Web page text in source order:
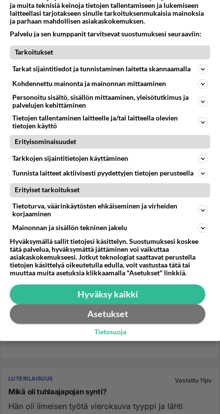
LUTERILAISUUS Vastattu 10pv
Se mies jota Jeesus rakasti, lepäsi aterioitaessa
Jeesuksen syliä vasten. Raamattu yksiselitteisesti
Hepr. 5 7 Ja lihansa päivinä hän väkevällä huudolla ja
kyynelillä uhrasi rukouksia ja anomuksia sille, joka voi
hänet ku...
29.07.2026 14:19 6
LUTERILAISUUS Ei vastauksia
Voiko Jumala kasvaa Jumalana
Raamatun joka päiväisenä tietolähteenä korvannut
Seiska ja muutamat muut lehdet kertovat usein
haastateltaviensa suulla,...
LUTERILAISUUS Vastattu 11pv
Mikä oli tuhlaajapojan synti?
Hän oli ilmeisen työtä vieroksuva tyyppi ja lähti
ja muita teknisiä keinoja tietojen tallentamiseen ja lukemiseen
laitteellasi tarjotakseen sinulle tarkoituksenmukaisia mainoksia
ja parhaan mahdollisen asiakaskokemuksen.
Palvelu ja sen kumppanit tarvitsevat suostumuksesi seuraaviin:
Tarkoitukset
Tarkat sijaintitiedot ja tunnistaminen laitetta skannaamalla
Kohdennettu mainonta ja mainonnan mittaaminen
Personoitu sisältö, sisällön mittaaminen, yleisötutkimus ja
palvelujen kehittäminen
Tietojen tallentaminen laitteelle ja/tai laitteella olevien
tietojen käyttö
Erityisominaisuudet
Tarkkojen sijaintitietojen käyttäminen
Tunnista laitteet aktiivisesti pyydettyjen tietojen perusteella
Erityiset tarkoitukset
Tietoturva, väärinkäytösten ehkäiseminen ja virheiden
korjaaminen
Mainonnan ja sisällön tekninen jakelu
Hyväksymällä sallit tietojesi käsittelyn. Suostumuksesi koskee
tätä palvelua, hyväksymättä jättäminen voi vaikuttaa
asiakaskokemukseesi. Jotkut teknologiat saattavat perustella
tietojen käsittelyä oikeutetulla edulla, voit vastustaa tätä tai
muuttaa muita asetuksia klikkaamalla "Asetukset" linkkiä.
Hyväksy kaikki
Asetukset
Tietosuoja